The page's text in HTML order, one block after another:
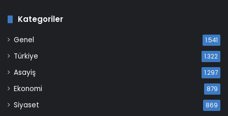
Kategoriler
Genel 1.541
Türkiye 1.322
Asayiş 1.297
Ekonomi 879
Siyaset 869